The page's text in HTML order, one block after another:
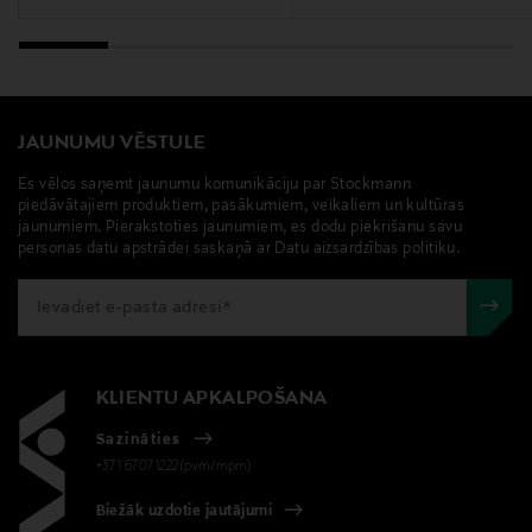
Ražotājvalsts
Ražotājs
Giorgio Armani S.p.A.
Ražotāja adrese
VIA BORGONUOVO 11, MILANO, 20121, ITALY
Digitālā adrese
us/contact-form/
Atslēgvārdi
Armani, smaržas, odekolons, bārda
JAUNUMU VĒSTULE
Es vēlos saņemt jaunumu komunikāciju par Stockmann
piedāvātajiem produktiem, pasākumiem, veikaliem un kultūras
jaunumiem. Pierakstoties jaunumiem, es dodu piekrišanu savu
personas datu apstrādei saskaņā ar Datu aizsardzības politiku.
KLIENTU APKALPOŠANA
Sazināties
+371 67071222(pvm/mpm)
Biežāk uzdotie jautājumi